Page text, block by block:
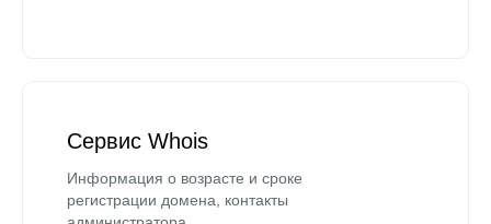
Сервис Whois
Информация о возрасте и сроке
регистрации домена, контакты